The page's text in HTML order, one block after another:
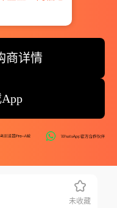
商详情
未收藏